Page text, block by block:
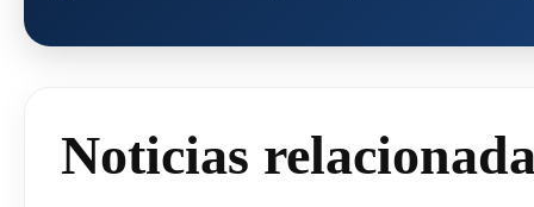
Noticias